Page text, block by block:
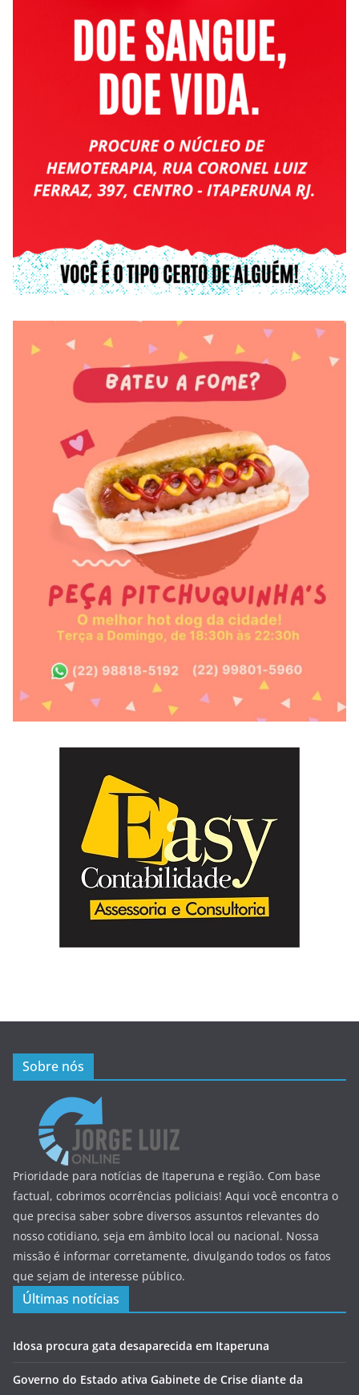
Sobre nós
Prioridade para notícias de Itaperuna e região. Com base
factual, cobrimos ocorrências policiais! Aqui você encontra o
que precisa saber sobre diversos assuntos relevantes do
nosso cotidiano, seja em âmbito local ou nacional. Nossa
missão é informar corretamente, divulgando todos os fatos
que sejam de interesse público.
Últimas notícias
Idosa procura gata desaparecida em Itaperuna
Governo do Estado ativa Gabinete de Crise diante da